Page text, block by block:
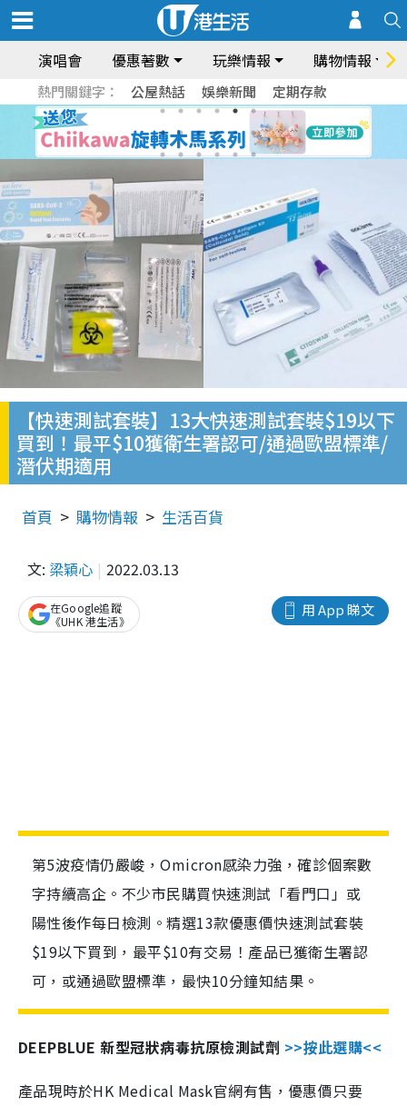
演唱會 優惠著數 玩樂情報 購物情報
熱門關鍵字： 公屋熱話 娛樂新聞 定期存款
【快速測試套裝】13大快速測試套裝$19以下
買到！最平$10獲衛生署認可/通過歐盟標準/
潛伏期適用
首頁 購物情報 生活百貨
文: 梁穎心 2022.03.13
用 App 睇文
在Google追蹤
《UHK 港生活》
第5波疫情仍嚴峻，Omicron感染力強，確診個案數
字持續高企。不少市民購買快速測試「看門口」或
陽性後作每日檢測。精選13款優惠價快速測試套裝
$19以下買到，最平$10有交易！產品已獲衛生署認
可，或通過歐盟標準，最快10分鐘知結果。
DEEPBLUE 新型冠狀病毒抗原檢測試劑 >>按此選購<<
產品現時於HK Medical Mask官網有售，優惠價只要